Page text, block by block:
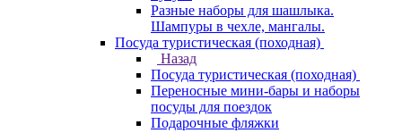
Разные наборы для шашлыка.
Шампуры в чехле, мангалы.
Посуда туристическая (походная)
Назад
Посуда туристическая (походная)
Переносные мини-бары и наборы
посуды для поездок
Подарочные фляжки